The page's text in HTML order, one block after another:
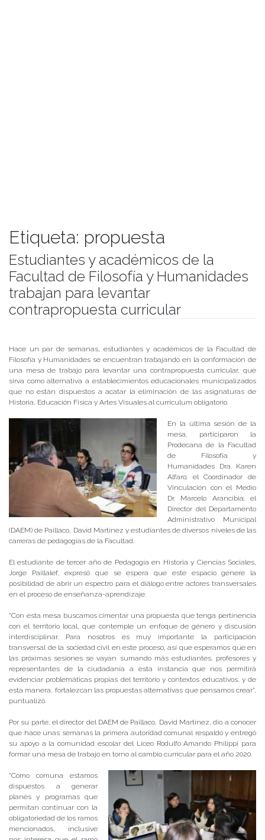
Etiqueta: propuesta
Estudiantes y académicos de la
Facultad de Filosofía y Humanidades
trabajan para levantar
contrapropuesta curricular
Hace un par de semanas, estudiantes y académicos de la Facultad de
Filosofía y Humanidades se encuentran trabajando en la conformación de
una mesa de trabajo para levantar una contrapropuesta curricular, que
sirva como alternativa a establecimientos educacionales municipalizados
que no están dispuestos a acatar la eliminación de las asignaturas de
Historia, Educación Física y Artes Visuales al curriculum obligatorio.
En la última sesión de la
mesa, participaron la
Prodecana de la Facultad
de Filosofía y
Humanidades Dra. Karen
Alfaro; el Coordinador de
Vinculación con el Medio
Dr. Marcelo Arancibia; el
Director del Departamento
Administrativo Municipal
(DAEM) de Paillaco, David Martínez y estudiantes de diversos niveles de las
carreras de pedagogías de la Facultad.
El estudiante de tercer año de Pedagogía en Historia y Ciencias Sociales,
Jorge Paillalef, expresó que se espera que este espacio genere la
posibilidad de abrir un espectro para el diálogo entre actores transversales
en el proceso de enseñanza-aprendizaje.
“Con esta mesa buscamos cimentar una propuesta que tenga pertinencia
con el territorio local, que contemple un enfoque de género y discusión
interdisciplinar. Para nosotros es muy importante la participación
transversal de la sociedad civil en este proceso, así que esperamos que en
las próximas sesiones se vayan sumando más estudiantes, profesores y
representantes de la ciudadanía a esta instancia que nos permitirá
evidenciar problemáticas propias del territorio y contextos educativos, y de
esta manera, fortalezcan las propuestas alternativas que pensamos crear”,
puntualizó.
Por su parte, el director del DAEM de Paillaco, David Martínez, dio a conocer
que hace unas semanas la primera autoridad comunal respaldó y entregó
su apoyo a la comunidad escolar del Liceo Rodulfo Amando Philippi para
formar una mesa de trabajo en torno al cambio curricular para el año 2020.
“Como comuna estamos
dispuestos a generar
planes y programas que
permitan continuar con la
obligatoriedad de los ramos
mencionados, inclusive